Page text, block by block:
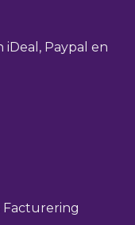
Paypal en
Facturering